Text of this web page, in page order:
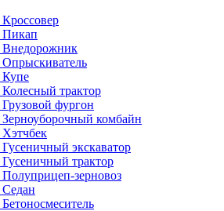
Пикап
Внедорожник
Купе
трактор
фургон
комбайн
экскаватор
трактор
зерновоз
Седан